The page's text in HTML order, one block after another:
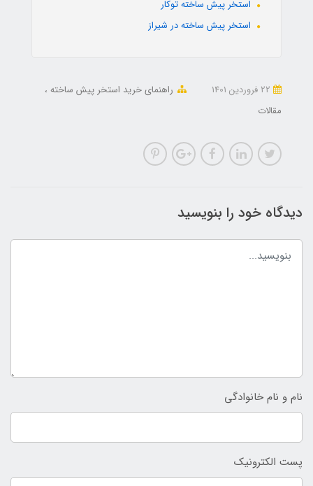
استخر پیش ساخته توکار
استخر پیش ساخته در شیراز
راهنمای خرید استخر پیش ساخته
مقالات
دیدگاه خود را بنویسید
نام و نام خانوادگی
پست الکترونیک